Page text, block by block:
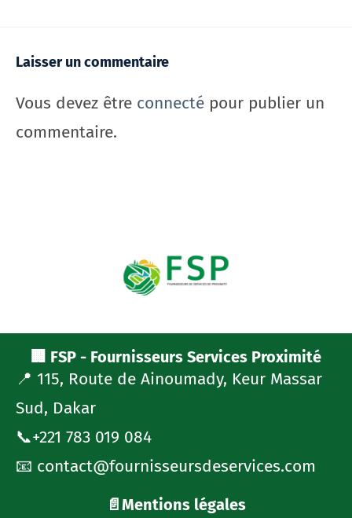
Laisser un commentaire
Vous devez être connecté pour publier un
commentaire.
🏢 FSP - Fournisseurs Services Proximité
📍 115, Route de Ainoumady, Keur Massar
Sud, Dakar
📞+221 783 019 084
📧 contact@fournisseursdeservices.com
📄Mentions légales